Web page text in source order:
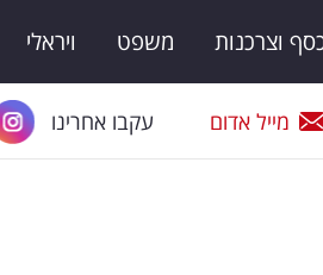
וצרכנות משפט ויראלי
מייל אדום עקבו אחרינו